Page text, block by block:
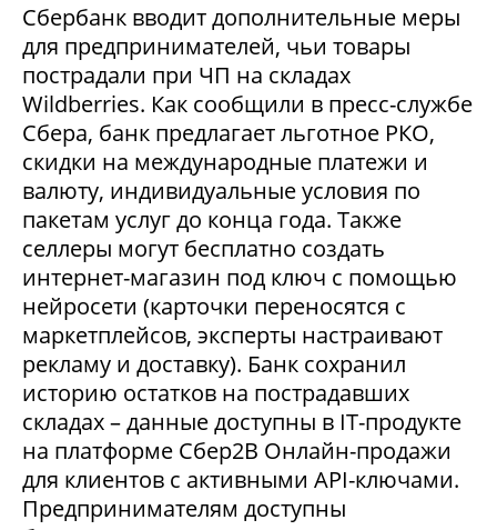
Сбербанк вводит дополнительные меры
для предпринимателей, чьи товары
пострадали при ЧП на складах
Wildberries. Как сообщили в пресс-службе
Сбера, банк предлагает льготное РКО,
скидки на международные платежи и
валюту, индивидуальные условия по
пакетам услуг до конца года. Также
селлеры могут бесплатно создать
интернет-магазин под ключ с помощью
нейросети (карточки переносятся с
маркетплейсов, эксперты настраивают
рекламу и доставку). Банк сохранил
историю остатков на пострадавших
складах – данные доступны в IT-продукте
на платформе Сбер2В Онлайн-продажи
для клиентов с активными API-ключами.
Предпринимателям доступны